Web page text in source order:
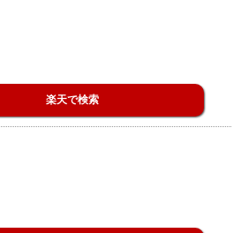
楽天で検索